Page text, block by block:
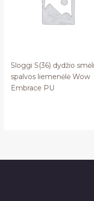
Sloggi S(36) dydžio
spalvos liemenėlė Wow
Embrace PU